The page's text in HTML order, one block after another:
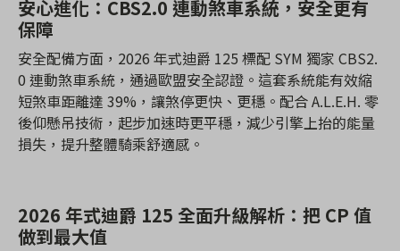
安心進化：CBS2.0 連動煞車系統，安全更有
保障
安全配備方面，2026 年式迪爵 125 標配 SYM 獨家 CBS2.
0 連動煞車系統，通過歐盟安全認證。這套系統能有效縮
短煞車距離達 39%，讓煞停更快、更穩。配合 A.L.E.H. 零
後仰懸吊技術，起步加速時更平穩，減少引擎上抬的能量
損失，提升整體騎乘舒適感。
2026 年式迪爵 125 全面升級解析：把 CP 值
做到最大值